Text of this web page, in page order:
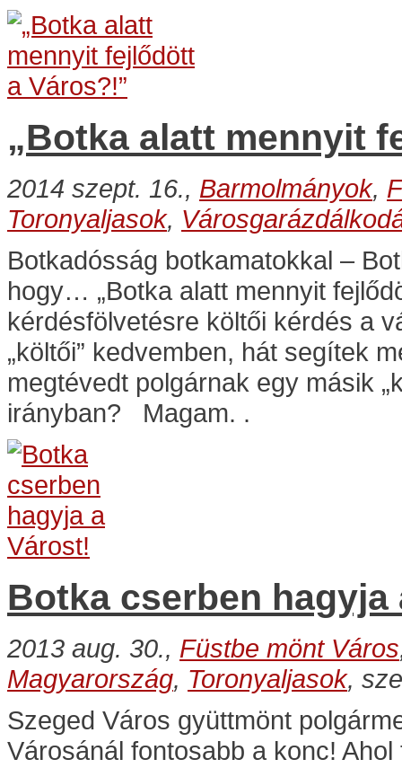
„Botka alatt mennyit
2014 szept. 16., Barmolmányok,
Toronyaljasok,
Botkadósság botkamatokkal –
hogy… „Botka alatt mennyit
kérdésfölvetésre költői kérdés a
„költői” kedvemben, hát segítek
megtévedt polgárnak egy másik
irányban? Magam. .
Botka cserben hagyja
2013 aug. 30., Füstbe mönt Város
Magyarország, Toronyaljasok,
Szeged Város gyüttmönt
Városánál fontosabb a konc!